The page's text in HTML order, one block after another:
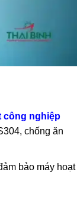
công nghiệp
chống ăn
bảo máy hoạt